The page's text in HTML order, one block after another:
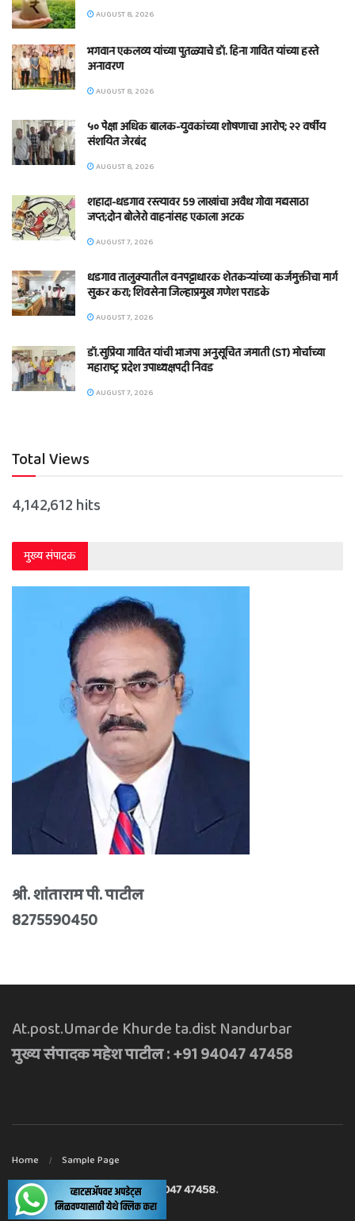
AUGUST 8, 2026
भगवान एकलव्य यांच्या पुतळ्याचे डॉ. हिना गावित यांच्या हस्ते
अनावरण
AUGUST 8, 2026
५० पेक्षा अधिक बालक-युवकांच्या शोषणाचा आरोप; २२ वर्षीय
संशयित जेरबंद
AUGUST 8, 2026
शहादा-धडगाव रस्त्यावर 59 लाखांचा अवैध गोवा मद्यसाठा
जप्त;दोन बोलेरो वाहनांसह एकाला अटक
AUGUST 7, 2026
धडगाव तालुक्यातील वनपट्टाधारक शेतकऱ्यांच्या कर्जमुक्तीचा मार्ग
सुकर करा; शिवसेना जिल्हाप्रमुख गणेश पराडके
AUGUST 7, 2026
डॉ.सुप्रिया गावित यांची भाजपा अनुसूचित जमाती (ST) मोर्चाच्या
महाराष्ट्र प्रदेश उपाध्यक्षपदी निवड
AUGUST 7, 2026
Total Views
4,142,612 hits
मुख्य संपादक
श्री. शांताराम पी. पाटील
8275590450
At.post.Umarde Khurde ta.dist Nandurbar
मुख्य संपादक महेश पाटील : +91 94047 47458
Home Sample Page
मुख्य संपादक महेश पाटील : +91 94047 47458.